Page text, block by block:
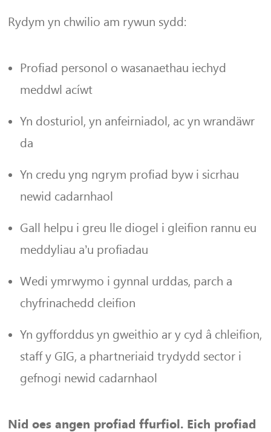
Rydym yn chwilio am rywun sydd:
Profiad personol o wasanaethau iechyd
meddwl acíwt
Yn dosturiol, yn anfeirniadol, ac yn wrandäwr
da
Yn credu yng ngrym profiad byw i sicrhau
newid cadarnhaol
Gall helpu i greu lle diogel i gleifion rannu eu
meddyliau a’u profiadau
Wedi ymrwymo i gynnal urddas, parch a
chyfrinachedd cleifion
Yn gyfforddus yn gweithio ar y cyd â chleifion,
staff y GIG, a phartneriaid trydydd sector i
gefnogi newid cadarnhaol
Nid oes angen profiad ffurfiol. Eich profiad